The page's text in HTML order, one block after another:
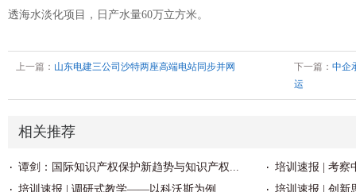
透海水淡化项目，日产水量60万立方米。
上一篇： 山东电建三公司沙特两座高端电站同步并网 下一篇： 中企
运
相关推荐
谭剑：国际知识产权保护新趋势与知识产权...
培训速报 | 考察
培训速报 | 调研式教学——以科沃斯为例...
培训速报 | 创新